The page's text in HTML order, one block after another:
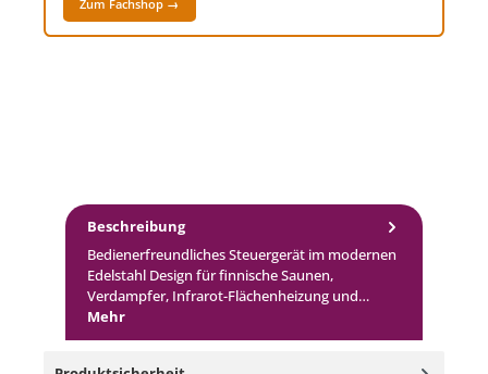
Zum Fachshop →
Beschreibung
Bedienerfreundliches Steuergerät im modernen
Edelstahl Design für finnische Saunen,
Verdampfer, Infrarot-Flächenheizung und…
Mehr